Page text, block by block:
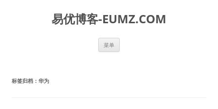
易优博客-EUMZ.COM
菜单
标签归档： 华为